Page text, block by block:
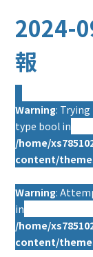
2024-
報
Warning:
type bool in
/home/
content/
Warning:
in
/home/
content/